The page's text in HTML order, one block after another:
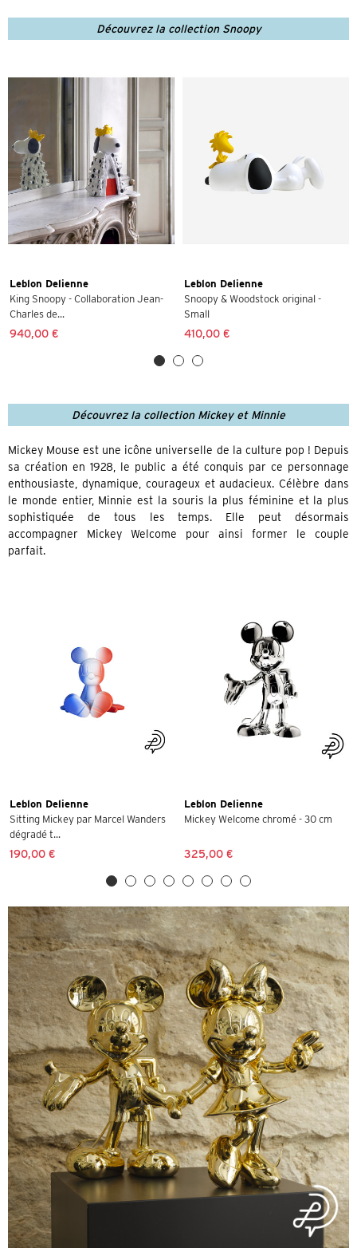
Découvrez la collection Snoopy
Leblon Delienne
King Snoopy - Collaboration Jean-
Charles de...
940,00 €
Leblon Delienne
Snoopy & Woodstock original -
Small
410,00 €
Découvrez la collection Mickey et Minnie
Mickey Mouse est une icône universelle de la culture pop ! Depuis
sa création en 1928, le public a été conquis par ce personnage
enthousiaste, dynamique, courageux et audacieux. Célèbre dans
le monde entier, Minnie est la souris la plus féminine et la plus
sophistiquée de tous les temps. Elle peut désormais
accompagner Mickey Welcome pour ainsi former le couple
parfait.
Leblon Delienne
Sitting Mickey par Marcel Wanders
dégradé t...
190,00 €
Leblon Delienne
Mickey Welcome chromé - 30 cm
325,00 €